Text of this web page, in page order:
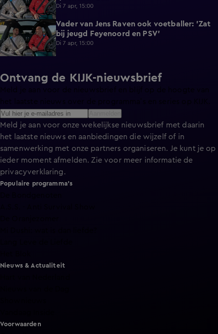
Di 7 apr, 15:00
0:43
Vader van Jens Raven ook voetballer: 'Zat
bij jeugd Feyenoord en PSV'
Di 7 apr, 15:00
Ontvang de KIJK-nieuwsbrief
Meld je aan voor de nieuwsbrief en blijf op de hoogte van
Meld je aan voor onze wekelijkse nieuwsbrief met daarin
het laatste nieuws en aanbiedingen die wijzelf of in
samenwerking met onze partners organiseren. Je kunt je op
ieder moment afmelden. Zie voor meer informatie de
privacyverklaring.
Populaire programma's
Nieuws & Actualiteit
Voorwaarden